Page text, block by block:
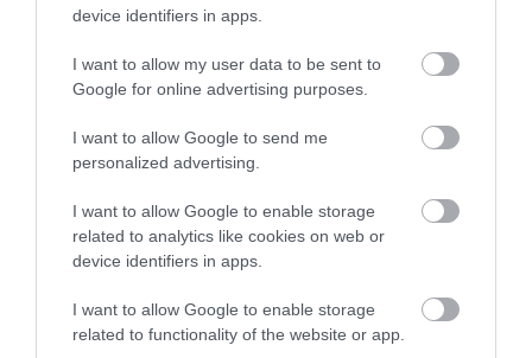
device identifiers in apps.
I want to allow my user data to be sent to
Google for online advertising purposes.
I want to allow Google to send me
personalized advertising.
I want to allow Google to enable storage
related to analytics like cookies on web or
device identifiers in apps.
I want to allow Google to enable storage
related to functionality of the website or app.
This Simple Trick Removes All Parasites From